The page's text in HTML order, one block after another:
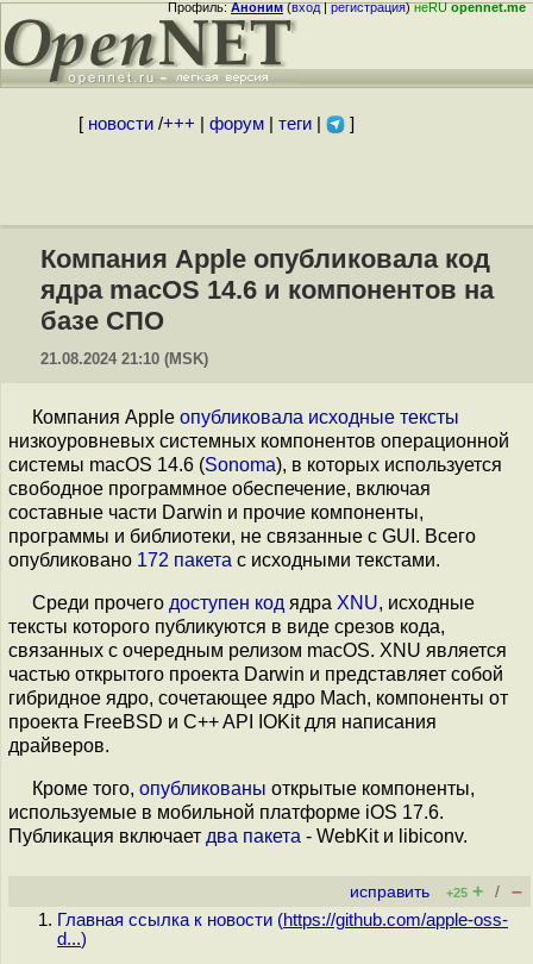
Профиль:Аноним(вход|регистрация)неRUopennet.me
[ новости/+++ форум| теги| ]
Компания Apple опубликовала код
ядра macOS 14.6 и компонентов на
базе СПО
21.08.2024 21:10 (MSK)
Компания Apple опубликовала исходные тексты
низкоуровневых системных компонентов операционной
системы macOS 14.6 (Sonoma), в которых используется
свободное программное обеспечение, включая
составные части Darwin и прочие компоненты,
программы и библиотеки, не связанные с GUI. Всего
опубликовано 172 пакета с исходными текстами.
Среди прочего доступен код ядра XNU, исходные
тексты которого публикуются в виде срезов кода,
связанных с очередным релизом macOS. XNU является
частью открытого проекта Darwin и представляет собой
гибридное ядро, сочетающее ядро Mach, компоненты от
проекта FreeBSD и C++ API IOKit для написания
драйверов.
Кроме того, опубликованы открытые компоненты,
используемые в мобильной платформе iOS 17.6.
Публикация включает два пакета - WebKit и libiconv.
исправить +25 + / –
Главная ссылка к новости (https://github.com/apple-oss-
d...)